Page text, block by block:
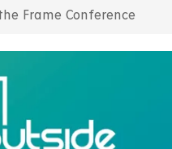
Frame Conference